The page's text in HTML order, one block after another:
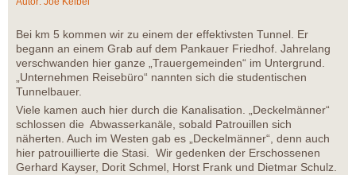
Bei km 5 kommen wir zu einem der effektivsten Tunnel. Er
begann an einem Grab auf dem Pankauer Friedhof. Jahrelang
verschwanden hier ganze „Trauergemeinden“ im Untergrund.
„Unternehmen Reisebüro“ nannten sich die studentischen
Tunnelbauer.
Viele kamen auch hier durch die Kanalisation. „Deckelmänner“
schlossen die Abwasserkanäle, sobald Patrouillen sich
näherten. Auch im Westen gab es „Deckelmänner“, denn auch
hier patrouillierte die Stasi. Wir gedenken der Erschossenen
Gerhard Kayser, Dorit Schmel, Horst Frank und Dietmar Schulz.